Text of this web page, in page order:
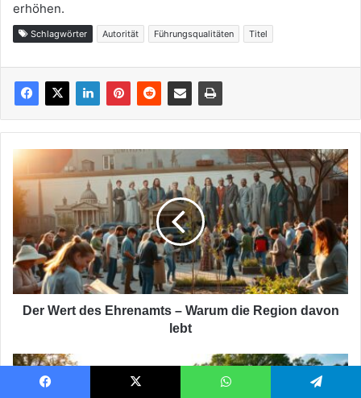
erhöhen.
Schlagwörter Autorität Führungsqualitäten Titel
Der
Wert
des
Ehrenamts
Warum
die
Region
davon
lebtDer Wert des Ehrenamts – Warum die Region davon
lebt
Leben